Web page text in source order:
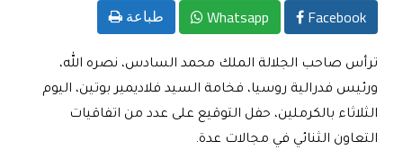
Facebook
Whatsapp طباعة
ترأس صاحب الجلالة الملك محمد السادس، نصره الله،
ورئيس فدرالية روسيا، فخامة السيد فلاديمير بوتين، اليوم
الثلاثاء بالكرملين، حفل التوقيع على عدد من اتفاقيات
التعاون الثنائي في مجالات عدة.